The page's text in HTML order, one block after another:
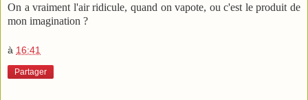
On a vraiment l'air ridicule, quand on vapote, ou c'est le produit de
mon imagination ?
à 16:41
Partager